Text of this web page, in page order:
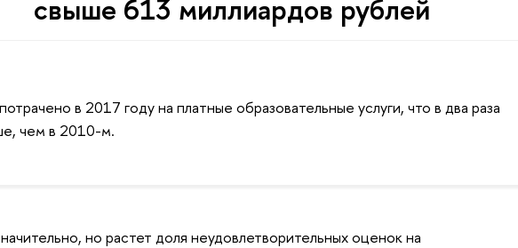
свыше 613 миллиардов рублей
в 2017 году на платные образовательные услуги, что в два раза
чем в 2010-м.
но растет доля неудовлетворительных оценок на